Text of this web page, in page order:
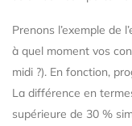
Prenons l’exemple de
à quel moment vos
midi ?). En fonction,
La différence en
supérieure de 30 %